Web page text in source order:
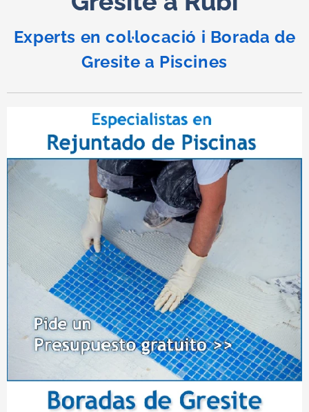
Experts en col·locació i Borada de
Gresite a Piscines